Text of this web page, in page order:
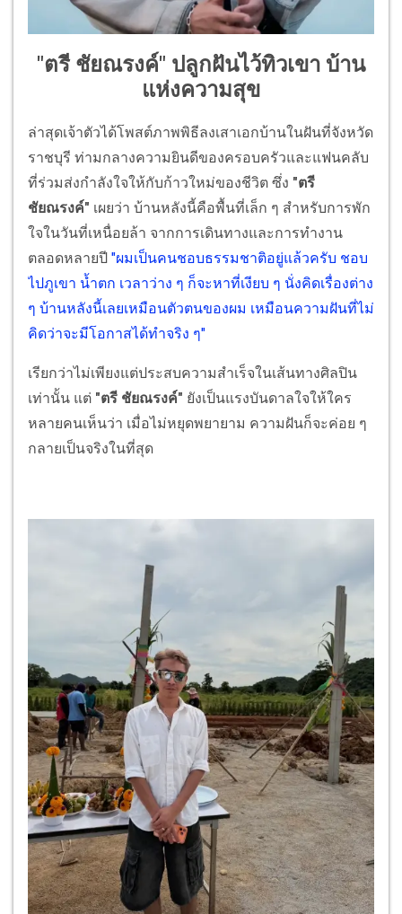
"ตรี ชัยณรงค์" ปลูกฝันไว้ทิวเขา บ้าน
แห่งความสุข
ล่าสุดเจ้าตัวได้โพสต์ภาพพิธีลงเสาเอกบ้านในฝันที่จังหวัด
ราชบุรี ท่ามกลางความยินดีของครอบครัวและแฟนคลับ
ที่ร่วมส่งกำลังใจให้กับก้าวใหม่ของชีวิต ซึ่ง "ตรี
ชัยณรงค์" เผยว่า บ้านหลังนี้คือพื้นที่เล็ก ๆ สำหรับการพัก
ใจในวันที่เหนื่อยล้า จากการเดินทางและการทำงาน
ตลอดหลายปี "ผมเป็นคนชอบธรรมชาติอยู่แล้วครับ ชอบ
ไปภูเขา น้ำตก เวลาว่าง ๆ ก็จะหาที่เงียบ ๆ นั่งคิดเรื่องต่าง
ๆ บ้านหลังนี้เลยเหมือนตัวตนของผม เหมือนความฝันที่ไม่
คิดว่าจะมีโอกาสได้ทำจริง ๆ"
เรียกว่าไม่เพียงแต่ประสบความสำเร็จในเส้นทางศิลปิน
เท่านั้น แต่ "ตรี ชัยณรงค์" ยังเป็นแรงบันดาลใจให้ใคร
หลายคนเห็นว่า เมื่อไม่หยุดพยายาม ความฝันก็จะค่อย ๆ
กลายเป็นจริงในที่สุด